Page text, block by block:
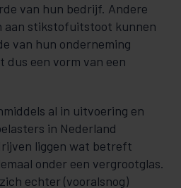
van hun bedrijf. Andere
aan stikstofuitstoot kunnen
van hun onderneming
een vorm van een
al in uitvoering en
in Nederland
liggen wat betreft
onder een vergrootglas.
echter (vooralsnog)